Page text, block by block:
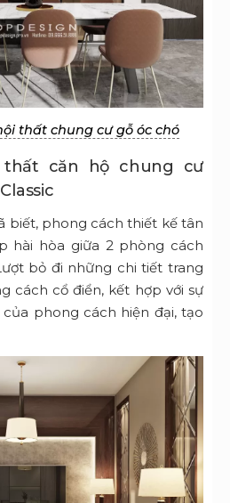
thất chung cư gỗ óc chó
thất căn hộ chung cư
biết, phong cách thiết kế tân
hài hòa giữa 2 phòng cách
bỏ đi những chi tiết trang
cách cổ điển, kết hợp với sự
phong cách hiện đại, tạo